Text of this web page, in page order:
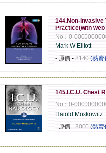
144.Non-invasive
Practice(with
No：0-
Mark W Elliott
- 原價 - 8140 (熱賣
145.I.C.U. Chest
No：0-
Harold Moskowitz
- 原價 - 3000 (熱賣